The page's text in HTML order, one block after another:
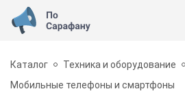
Каталог Техника и оборудование
Мобильные телефоны и смартфоны